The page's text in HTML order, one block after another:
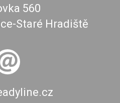
560
Staré Hradiště